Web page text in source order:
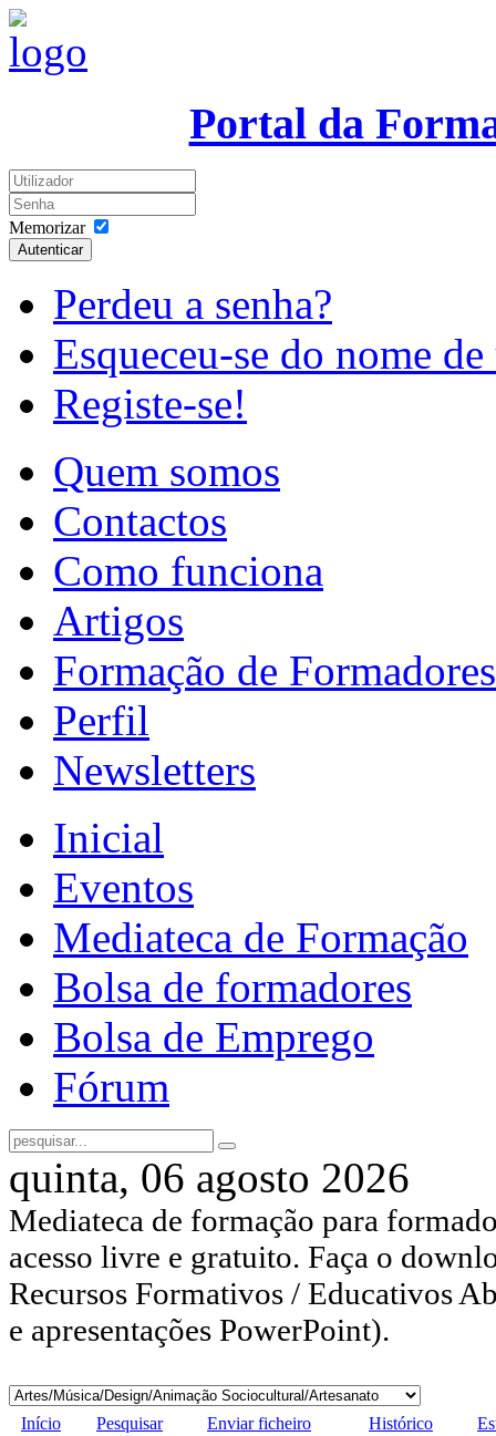
Portal da
Memorizar
Autenticar
Perdeu a senha?
Esqueceu-se do nome
Registe-se!
Quem somos
Contactos
Como funciona
Artigos
Formação de Formadores
Perfil
Newsletters
Inicial
Eventos
Mediateca de Formação
Bolsa de formadores
Bolsa de Emprego
Fórum
quinta, 06 agosto 2026
Mediateca de formação para
acesso livre e gratuito. Faça o
Recursos Formativos / Educativos
e apresentações PowerPoint).
Início Pesquisar Enviar ficheiro Histórico